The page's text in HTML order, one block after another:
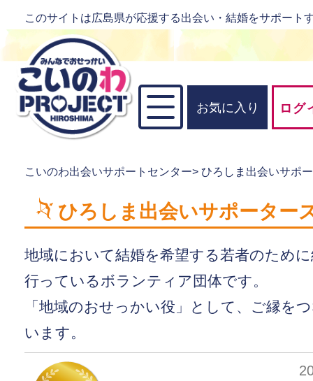
このサイトは広島県が応援する出会い・結婚をサポート
お気に入り ログ
こいのわ出会いサポートセンター>ひろしま出会いサポ
ひろしま出会いサポーター
地域において結婚を希望する若者のため
行っているボランティア団体です。
「地域のおせっかい役」として、ご縁を
います。